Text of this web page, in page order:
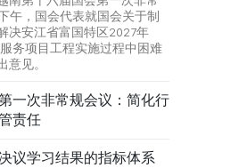
午，国会代表就国会关于制
决安江省富国特区2027年
务项目工程实施过程中困难
意见。
一次非常规会议：简化行
责任
议学习结果的指标体系